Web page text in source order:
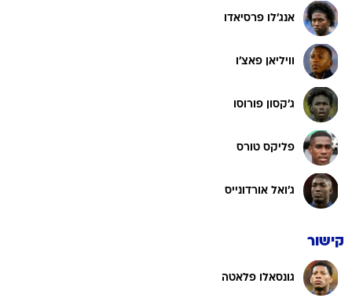
אנג'לו פרסיאדו
וויליאן פאצ'ו
ג'קסון פורוסו
פליקס טורס
ג'ואל אורדונייס
קישור
גונסאלו פלאטה